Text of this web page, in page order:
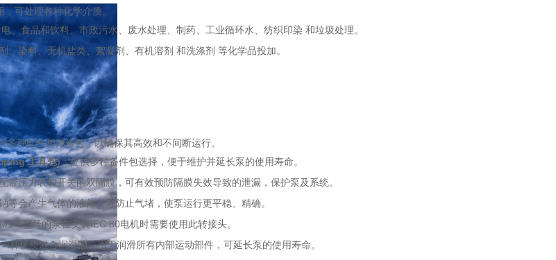
可处理各种化学介质。
电、食品和饮料、市政污水、废水处理、制药、工业循环水、纺织印染 和垃圾处理。
、染料、无机盐类、絮凝剂、有机溶剂 和洗涤剂 等化学品投加。
多种配件和维修包，以确保其高效和不间断运行。
工具包)：提供多种备件包选择，便于维护并延长泵的使用寿命。
带压力表和开关的双隔膜，可有效预防隔膜失效导致的泄漏，保护泵及系统。
等会产生气体的液体，可防止气堵，使泵运行更平稳、精确。
6型号的泵在安装IEC 80电机时需要使用此转接头。
种优质混合润滑油，用于润滑所有内部运动部件，可延长泵的使用寿命。